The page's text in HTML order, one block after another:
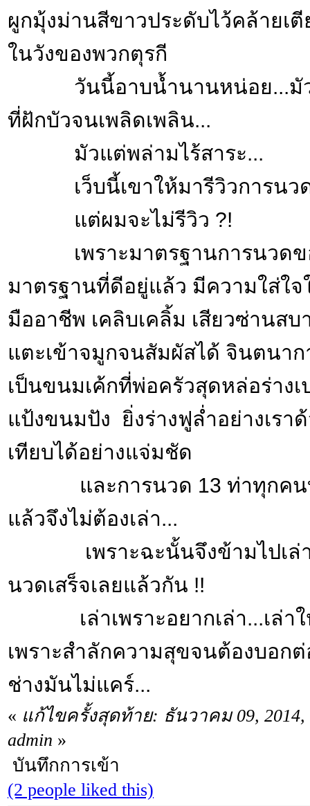
ผูกมุ้งม่านสีขาวประดับไว้คล้ายเ
ในวังของพวกตุรกี
วันนี้อาบน้ำนานหน่อย...มัว
ที่ฝักบัวจนเพลิดเพลิน...
มัวแต่พล่ามไร้สาระ...
เว็บนี้เขาให้มารีวิวการนว
แต่ผมจะไม่รีวิว ?!
เพราะมาตรฐานการนวดขอ
มาตรฐานที่ดีอยู่แล้ว มีความใส่ใจ
มืออาชีพ เคลิบเคลิ้ม เสียวซ่านส
แตะเข้าจมูกจนสัมผัสได้ จินตนาก
เป็นขนมเค้กที่พ่อครัวสุดหล่อร่าง
แป้งขนมปัง ยิ่งร่างฟูล่ำอย่างเรา
เทียบได้อย่างแจ่มชัด
และการนวด 13 ท่าทุกคนบ
แล้วจึงไม่ต้องเล่า...
เพราะฉะนั้นจึงข้ามไปเล่า
นวดเสร็จเลยแล้วกัน !!
เล่าเพราะอยากเล่า...เล่าให้
เพราะสำลักความสุขจนต้องบอกต่
ช่างมันไม่แคร์...
« แก้ไขครั้งสุดท้าย: ธันวาคม 09, 2014,
admin »
บันทึกการเข้า
(2 people liked this)